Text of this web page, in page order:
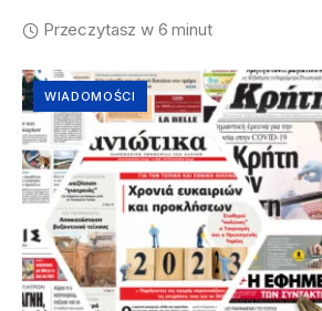
Przeczytasz w 6 minut
WIADOMOŚCI